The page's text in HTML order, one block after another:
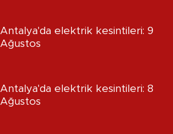
Antalya'da elektrik kesintileri: 9
Ağustos
Antalya'da elektrik kesintileri: 8
Ağustos